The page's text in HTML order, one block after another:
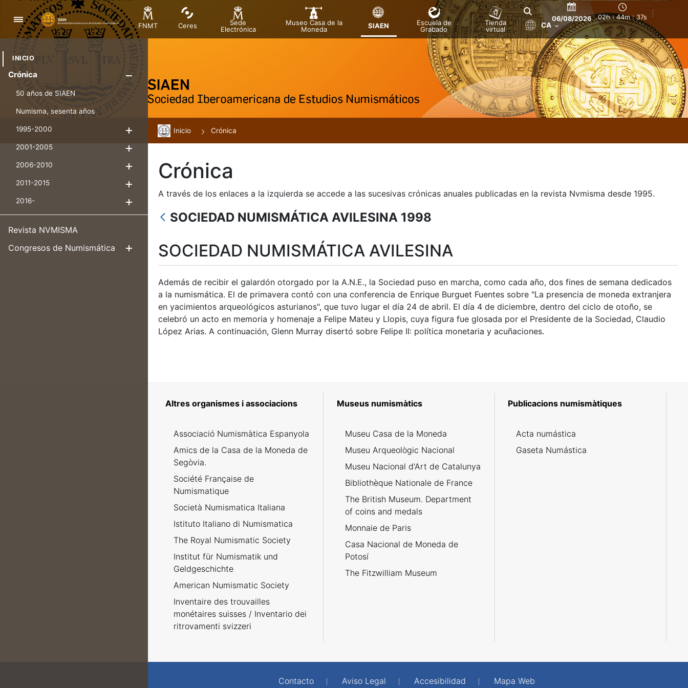
Navegació
FNMT Ceres
Sede
Electrónica
Museo Casa de la
Moneda
SIAEN
Escuela de
Grabado
Tienda
virtual
06/08/2026 02h : 44m : 37s
CA
INICIO
Crónica
50 años de SIAEN
Numisma, sesenta años
1995-2000
Mostra/Amaga
2001-2005
2006-2010
Mostra/Amaga
2011-2015
2016-
Revista NVMISMA
Congresos de Numismática
Mostra/Amaga
Inicio Crónica
Crónica
A través de los enlaces a la izquierda se accede a las sucesivas crónicas anuales publicadas en la revista Nvmisma desde 1995.
SOCIEDAD NUMISMÁTICA AVILESINA 1998
SOCIEDAD NUMISMÁTICA AVILESINA
Además de recibir el galardón otorgado por la A.N.E., la Sociedad puso en marcha, como cada año, dos fines de semana dedicados
a la numismática. El de primavera contó con una conferencia de Enrique Burguet Fuentes sobre "La presencia de moneda extranjera
en yacimientos arqueológicos asturianos", que tuvo lugar el día 24 de abril. El día 4 de diciembre, dentro del ciclo de otoño, se
celebró un acto en memoria y homenaje a Felipe Mateu y Llopis, cuya figura fue glosada por el Presidente de la Sociedad, Claudio
López Arias. A continuación, Glenn Murray disertó sobre Felipe II: política monetaria y acuñaciones.
Altres organismes i associacions
Associació Numismàtica Espanyola
Amics de la Casa de la Moneda de
Segòvia.
Société Française de
Numismatique
Società Numismatica Italiana
Istituto Italiano di Numismatica
The Royal Numismatic Society
Institut für Numismatik und
Geldgeschichte
American Numismatic Society
Inventaire des trouvailles
monétaires suisses / Inventario dei
ritrovamenti svizzeri
Museus numismàtics
Museu Casa de la Moneda
Museu Arqueològic Nacional
Museu Nacional d'Art de Catalunya
Bibliothèque Nationale de France
The British Museum. Department
of coins and medals
Monnaie de Paris
Casa Nacional de Moneda de
Potosí
The Fitzwilliam Museum
Publicacions numismàtiques
Acta numástica
Gaseta Numástica
Contacto Aviso Legal Accesibilidad Mapa Web